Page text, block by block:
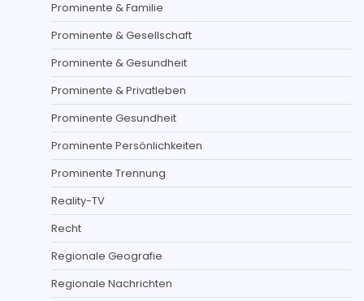
Prominente & Familie
Prominente & Gesellschaft
Prominente & Gesundheit
Prominente & Privatleben
Prominente Gesundheit
Prominente Persönlichkeiten
Prominente Trennung
Reality-TV
Recht
Regionale Geografie
Regionale Nachrichten